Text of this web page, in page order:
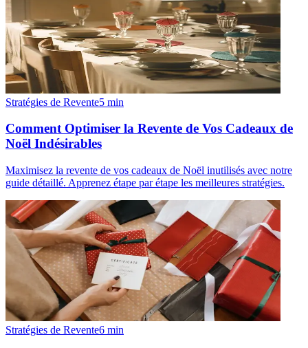
Stratégies de Revente5 min
Comment Optimiser la Revente de Vos Cadeaux de
Noël Indésirables
Maximisez la revente de vos cadeaux de Noël inutilisés avec notre
guide détaillé. Apprenez étape par étape les meilleures stratégies.
Stratégies de Revente6 min